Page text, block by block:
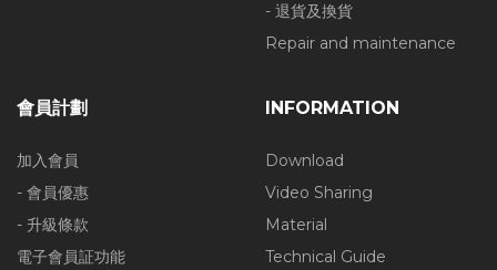
- 退貨及換貨
Repair and maintenance
會員計劃
加入會員
- 會員優惠
- 升級條款
電子會員証功能
INFORMATION
Download
Video Sharing
Material
Technical Guide